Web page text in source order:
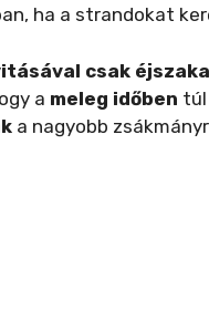
ha a strandokat
csak
a meleg időben túl
a nagyobb